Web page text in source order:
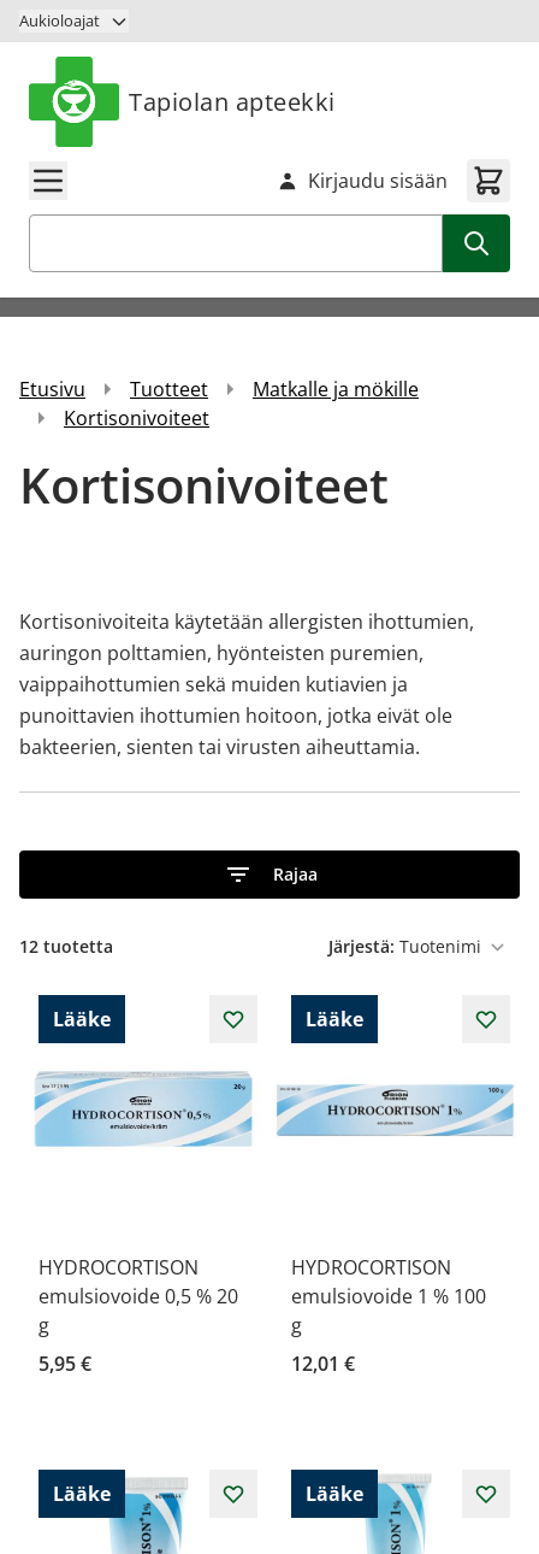
Siirry sisältöön
Aukioloajat
Tapiolan apteekki
Kirjaudu sisään
Etusivu Tuotteet
Matkalle ja mökille
Kortisonivoiteet
Kortisonivoiteet
Kortisonivoiteita käytetään allergisten ihottumien,
auringon polttamien, hyönteisten puremien,
vaippaihottumien sekä muiden kutiavien ja
punoittavien ihottumien hoitoon, jotka eivät ole
bakteerien, sienten tai virusten aiheuttamia.
Rajaa
12 tuotetta Järjestä:
Lääke
HYDROCORTISON
emulsiovoide 0,5 % 20
g
5,95 €
Lääke
HYDROCORTISON
emulsiovoide 1 % 100
g
12,01 €
Lääke Lääke